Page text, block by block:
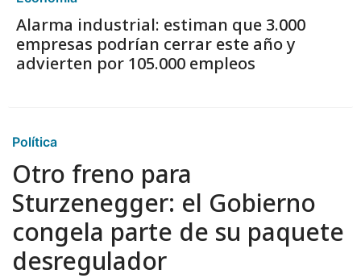
Alarma industrial: estiman que 3.000
empresas podrían cerrar este año y
advierten por 105.000 empleos
Política
Otro freno para
Sturzenegger: el Gobierno
congela parte de su paquete
desregulador